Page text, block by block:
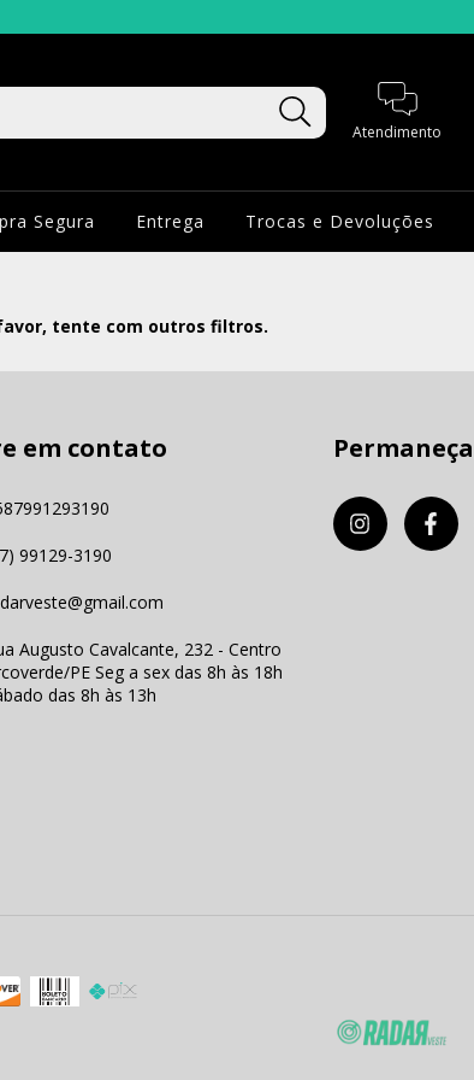
Atendimento
Segura Entrega Trocas e Devoluções
tente com outros filtros.
em contato
99129-3190
Augusto Cavalcante, 232 - Centro
PE Seg a sex das 8h às 18h
das 8h às 13h